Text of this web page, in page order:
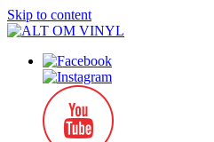
Skip to content